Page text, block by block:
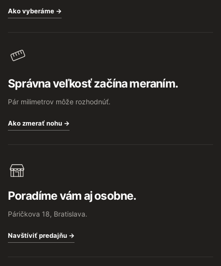
Ako vyberáme →
Správna veľkosť začína meraním.
Pár milimetrov môže rozhodnúť.
Ako zmerať nohu →
Poradíme vám aj osobne.
Páričkova 18, Bratislava.
Navštíviť predajňu →